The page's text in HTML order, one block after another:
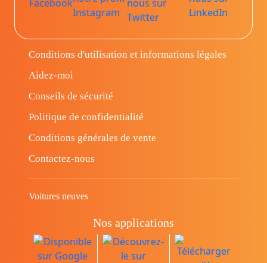
Conditions d'utilisation et informations légales
Aidez-moi
Conseils de sécurité
Politique de confidentialité
Conditions générales de vente
Contactez-nous
Voitures neuves
Nos applications